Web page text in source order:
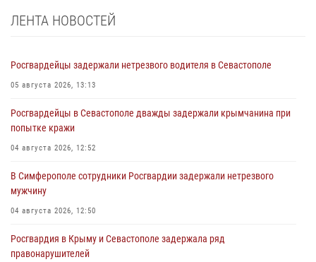
ЛЕНТА НОВОСТЕЙ
Росгвардейцы задержали нетрезвого водителя в Севастополе
05 августа 2026, 13:13
Росгвардейцы в Севастополе дважды задержали крымчанина при
попытке кражи
04 августа 2026, 12:52
В Симферополе сотрудники Росгвардии задержали нетрезвого
мужчину
04 августа 2026, 12:50
Росгвардия в Крыму и Севастополе задержала ряд
правонарушителей